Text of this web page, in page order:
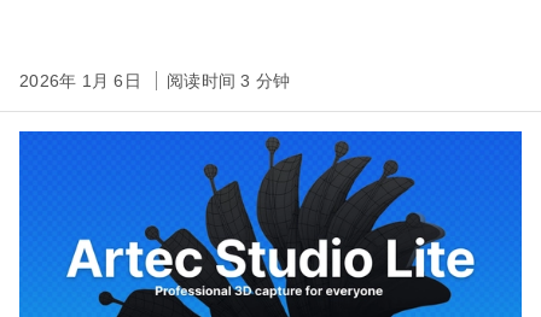
2026年 1月 6日 阅读时间 3 分钟